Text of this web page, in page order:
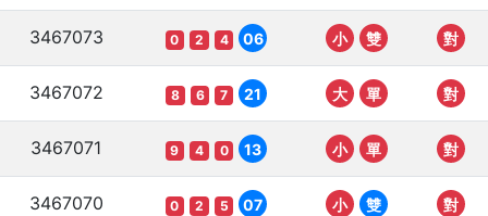
3467073 0 2 4 06 小 雙 對
3467072 8 6 7 21 大 單 對
3467071 9 4 0 13 小 單 對
3467070 0 2 5 07 小 雙 對